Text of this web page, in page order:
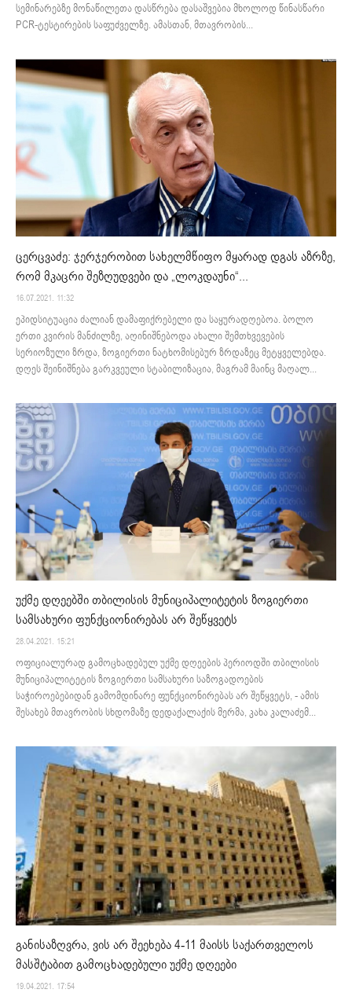
სემინარებზე მონაწილეთა დასწრება დასაშვებია მხოლოდ წინასწარი
PCR-ტესტირების საფუძველზე. ამასთან, მთავრობის...
ცერცვაძე: ჯერჯერობით სახელმწიფო მყარად დგას აზრზე,
რომ მკაცრი შეზღუდვები და „ლოკდაუნი“...
16.07.2021. 11:32
ეპიდსიტუაცია ძალიან დამაფიქრებელი და საყურადღებოა. ბოლო
ერთი კვირის მანძილზე, აღინიშნებოდა ახალი შემთხვევების
სერიოზული ზრდა, ზოგიერთი ნატხომისებურ ზრდაზეც მეტყველებდა.
დღეს შეინიშნება გარკვეული სტაბილიზაცია, მაგრამ მაინც მაღალ...
უქმე დღეებში თბილისის მუნიციპალიტეტის ზოგიერთი
სამსახური ფუნქციონირებას არ შეწყვეტს
28.04.2021. 15:21
ოფიციალურად გამოცხადებულ უქმე დღეების პერიოდში თბილისის
მუნიციპალიტეტის ზოგიერთი სამსახური საზოგადოების
საჭიროებებიდან გამომდინარე ფუნქციონირებას არ შეწყვეტს, - ამის
შესახებ მთავრობის სხდომაზე დედაქალაქის მერმა, კახა კალაძემ...
განისაზღვრა, ვის არ შეეხება 4-11 მაისს საქართველოს
მასშტაბით გამოცხადებული უქმე დღეები
19.04.2021. 17:54